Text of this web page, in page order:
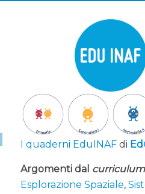
I quaderni EduINAF di
Argomenti dal curriculum
Esplorazione Spaziale,